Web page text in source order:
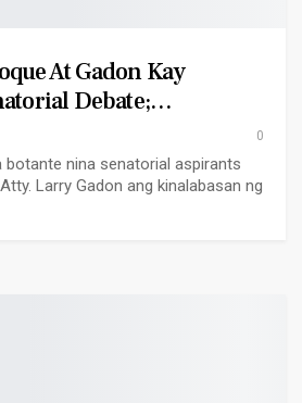
At Gadon Kay
Debate;…
0
botante nina senatorial aspirants
Larry Gadon ang kinalabasan ng